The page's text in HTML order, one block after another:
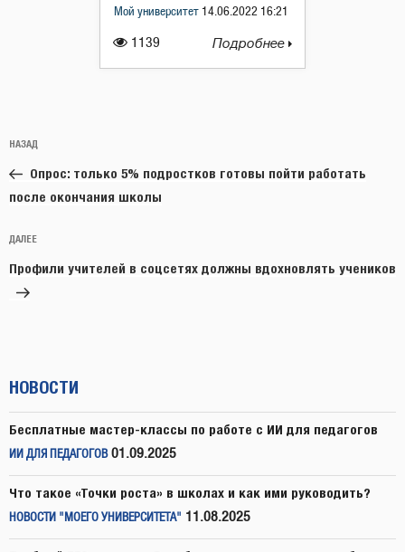
1139
Мой университет 14.06.2022 16:21
Подробнее
по
записям
Предыдущая
запись:
НАЗАД
Опрос: только 5% подростков готовы пойти работать
после окончания школы
Следующая
запись
ДАЛЕЕ
Профили учителей в соцсетях должны вдохновлять учеников
НОВОСТИ
Бесплатные мастер-классы по работе с ИИ для педагогов
ИИ ДЛЯ ПЕДАГОГОВ 01.09.2025
Что такое «Точки роста» в школах и как ими руководить?
НОВОСТИ "МОЕГО УНИВЕРСИТЕТА" 11.08.2025